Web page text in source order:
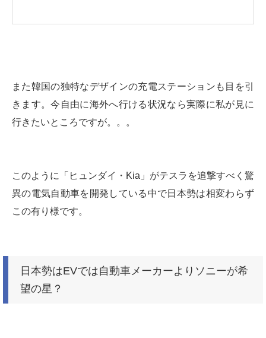
また韓国の独特なデザインの充電ステーションも目を引
きます。今自由に海外へ行ける状況なら実際に私が見に
行きたいところですが。。。
このように「ヒュンダイ・Kia」がテスラを追撃すべく驚
異の電気自動車を開発している中で日本勢は相変わらず
この有り様です。
日本勢はEVでは自動車メーカーよりソニーが希
望の星？